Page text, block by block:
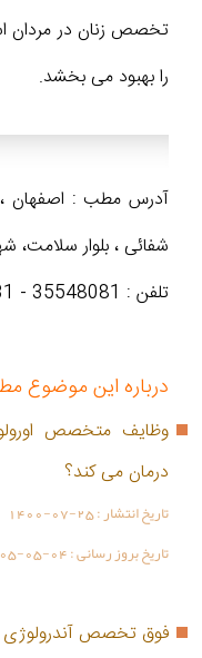
تخصص زنان در مردان
را بهبود می‌ بخشد.
آدرس مطب : اصفهان ،
شفائی ، بلوار
تلفن : 35548081 - 031
درباره این موضوع
وظایف متخصص
درمان می کند؟
تاریخ انتشار :1400-07-25
تاریخ بروز رسانی :05-04
فوق تخصص آندرولوژی